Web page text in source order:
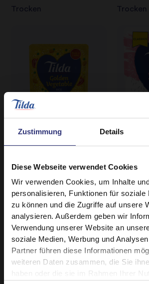
Zustimmung Details
Diese Webseite verwendet Cookies
Wir verwenden Cookies, um Inhalte
personalisieren, Funktionen für soziale
zu können und die Zugriffe auf unsere
analysieren. Außerdem geben wir
Verwendung unserer Website an
soziale Medien, Werbung und
Partner führen diese Informationen
weiteren Daten zusammen, die Sie
haben oder die sie im Rahmen Ihrer
Trocken Trocken
Golden Vegetable
Long Grain Rice 250g
Gedämpfte
Sticky
Rice
£0.00